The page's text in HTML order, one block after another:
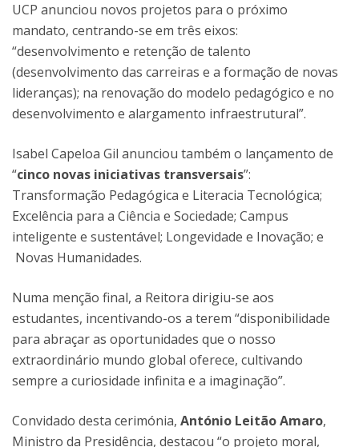
UCP anunciou novos projetos para o próximo
mandato, centrando-se em três eixos:
“desenvolvimento e retenção de talento
(desenvolvimento das carreiras e a formação de novas
lideranças); na renovação do modelo pedagógico e no
desenvolvimento e alargamento infraestrutural”.
Isabel Capeloa Gil anunciou também o lançamento de
“cinco novas iniciativas transversais”:
Transformação Pedagógica e Literacia Tecnológica;
Excelência para a Ciência e Sociedade; Campus
inteligente e sustentável; Longevidade e Inovação; e
Novas Humanidades.
Numa menção final, a Reitora dirigiu-se aos
estudantes, incentivando-os a terem “disponibilidade
para abraçar as oportunidades que o nosso
extraordinário mundo global oferece, cultivando
sempre a curiosidade infinita e a imaginação”.
Convidado desta cerimónia, António Leitão Amaro,
Ministro da Presidência, destacou “o projeto moral,